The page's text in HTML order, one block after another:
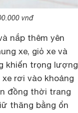
vnđ
nắp thêm yên
xe, giỏ xe và
khiến trọng lượng
rơi vào khoảng
đồng thời trang
thăng bằng ổn